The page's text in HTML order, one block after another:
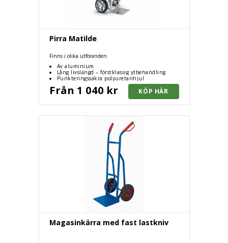
Pirra Matilde
Finns i olika utföranden
Av aluminium
Lång livslängd – förstklassig ytbehandling
Punkteringssäkra polyuretanhjul
Från 1 040 kr
Magasinkärra med fast lastkniv